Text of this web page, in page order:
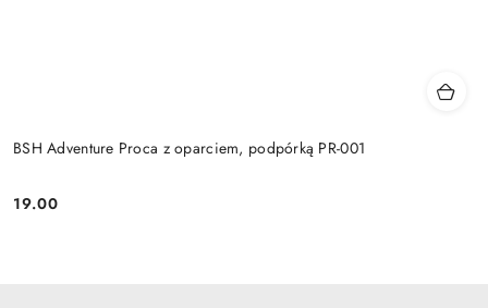
BSH Adventure Proca z oparciem, podpórką PR-001
Cena:
19.00